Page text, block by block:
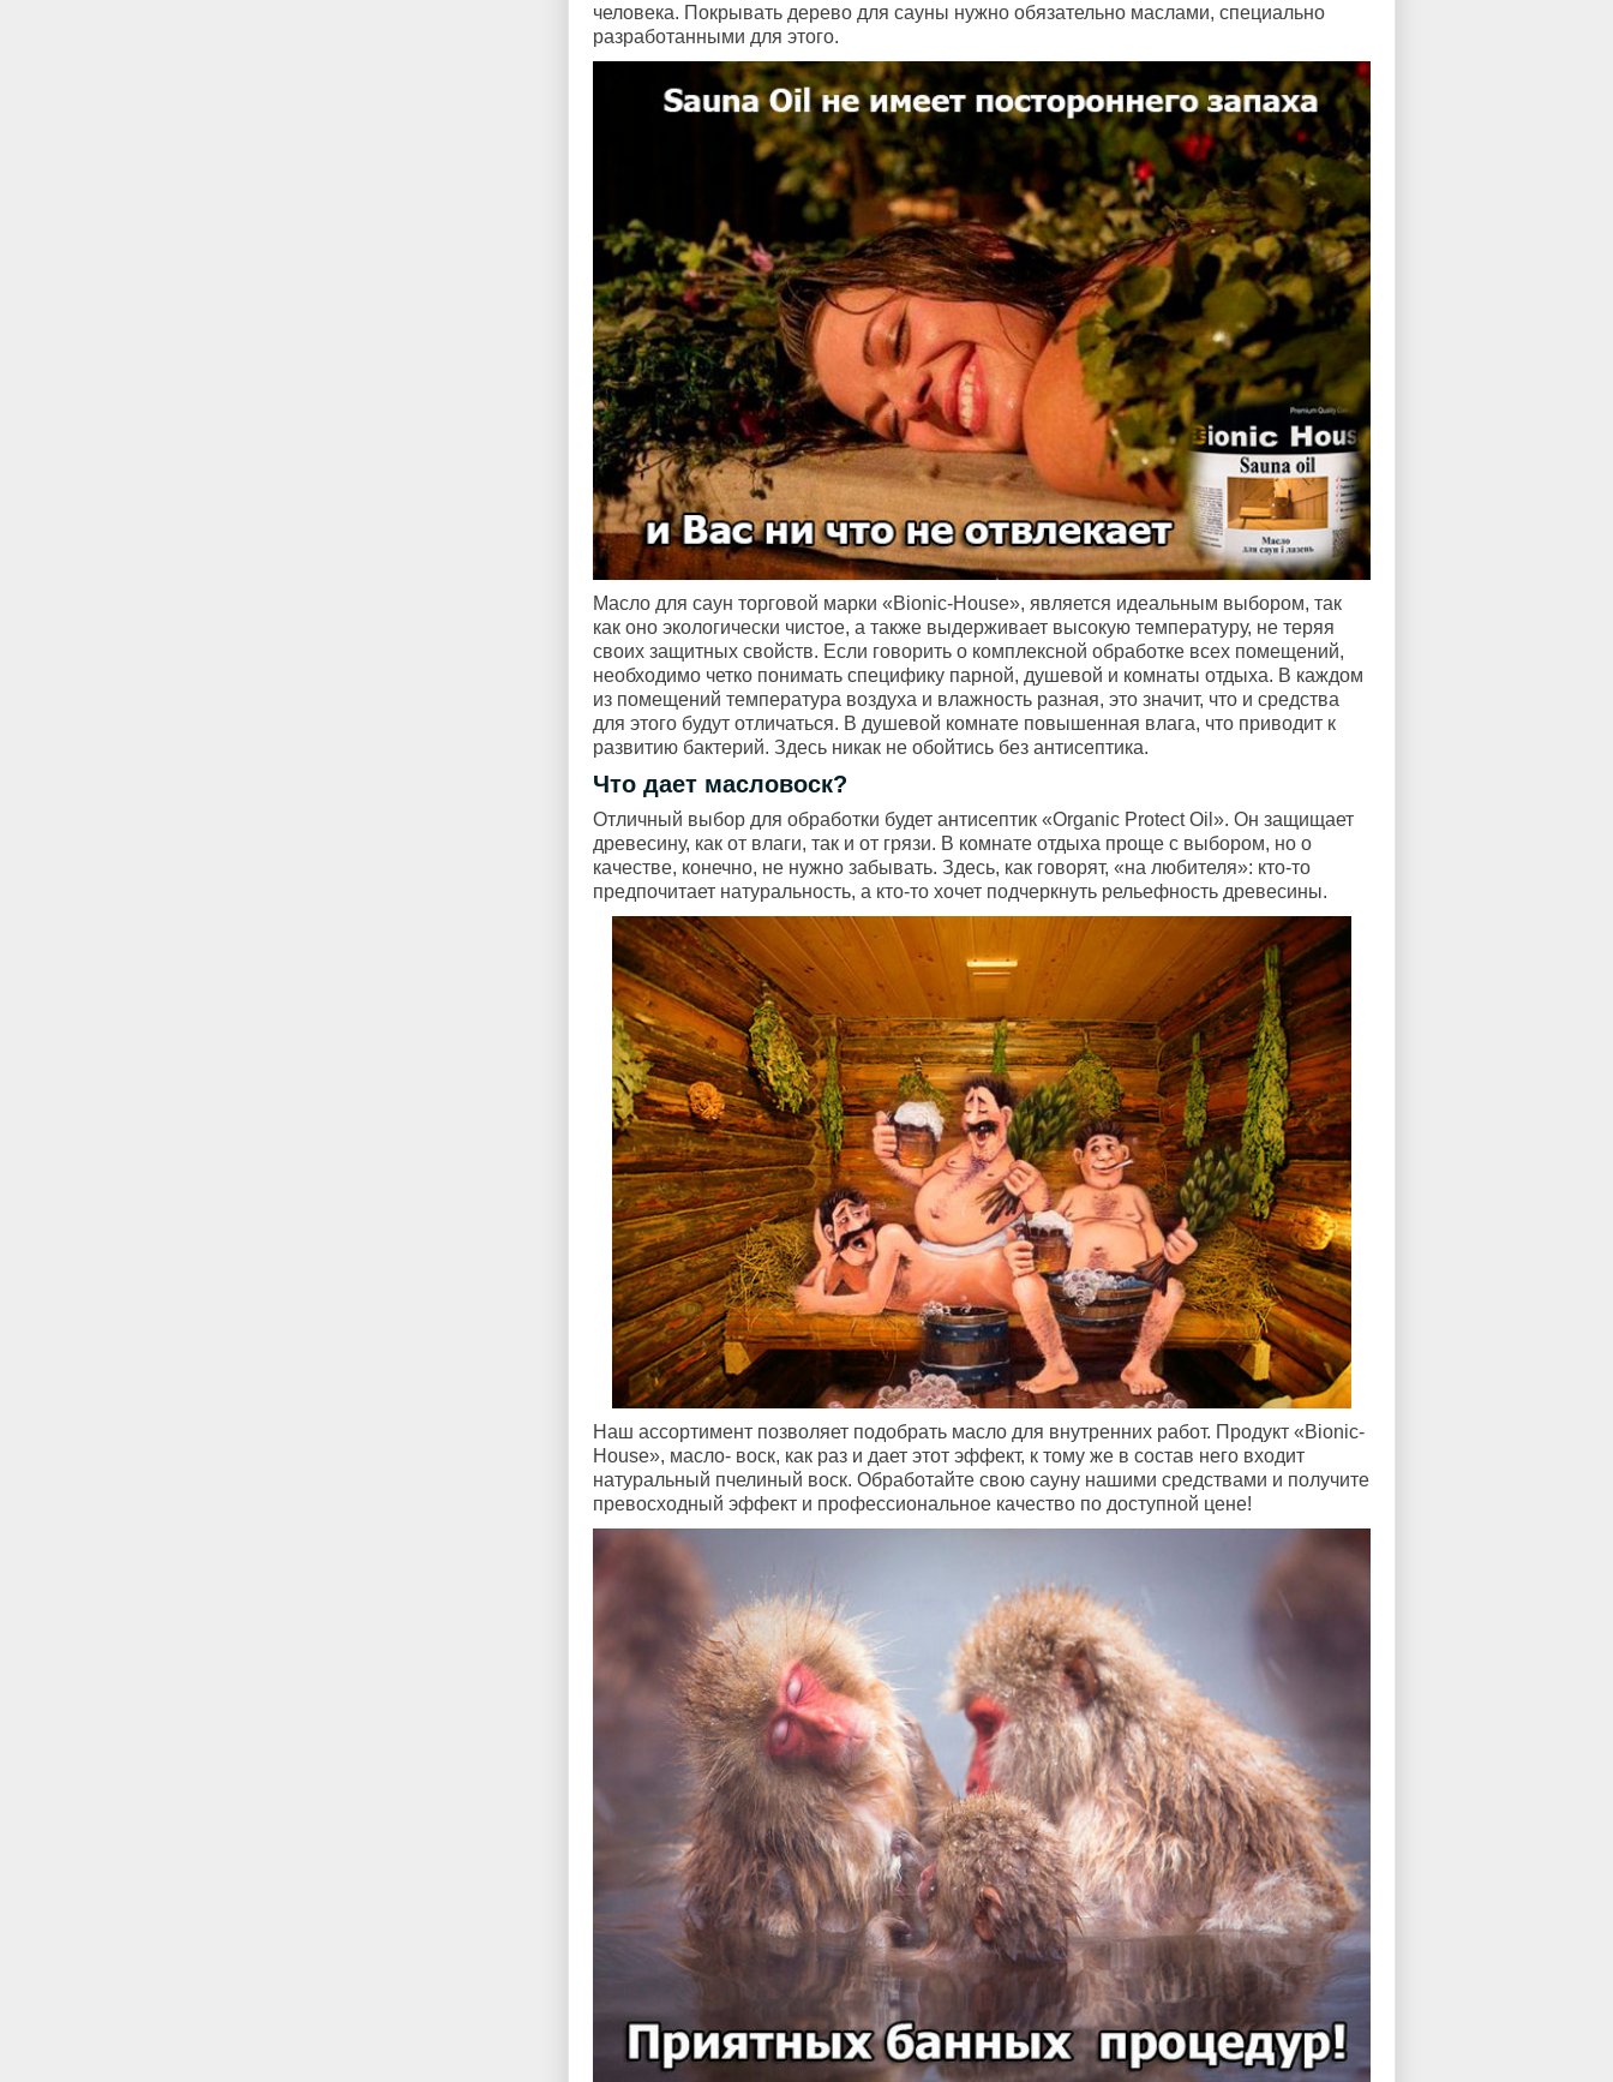
человека. Покрывать дерево для сауны нужно обязательно маслами, специально
разработанными для этого.
Масло для саун торговой марки «Bionic-House», является идеальным выбором, так
как оно экологически чистое, а также выдерживает высокую температуру, не теряя
своих защитных свойств. Если говорить о комплексной обработке всех помещений,
необходимо четко понимать специфику парной, душевой и комнаты отдыха. В каждом
из помещений температура воздуха и влажность разная, это значит, что и средства
для этого будут отличаться. В душевой комнате повышенная влага, что приводит к
развитию бактерий. Здесь никак не обойтись без антисептика.
Что дает масловоск?
Отличный выбор для обработки будет антисептик «Organic Protect Oil». Он защищает
древесину, как от влаги, так и от грязи. В комнате отдыха проще с выбором, но о
качестве, конечно, не нужно забывать. Здесь, как говорят, «на любителя»: кто-то
предпочитает натуральность, а кто-то хочет подчеркнуть рельефность древесины.
Наш ассортимент позволяет подобрать масло для внутренних работ. Продукт «Bionic-
House», масло- воск, как раз и дает этот эффект, к тому же в состав него входит
натуральный пчелиный воск. Обработайте свою сауну нашими средствами и получите
превосходный эффект и профессиональное качество по доступной цене!